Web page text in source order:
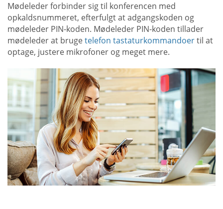
Mødeleder forbinder sig til konferencen med
opkaldsnummeret, efterfulgt at adgangskoden og
mødeleder PIN-koden. Mødeleder PIN-koden tillader
mødeleder at brugetelefon tastaturkommandoertil at
optage, justere mikrofoner og meget mere.